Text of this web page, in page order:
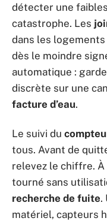
détecter une
catastrophe. Les
dans les
dès le moindre
automatique :
discrète sur une
facture d’eau.
Le suivi du
tous. Avant de
relevez le chiffre.
tourné sans
recherche de fuite.
matériel, capteurs